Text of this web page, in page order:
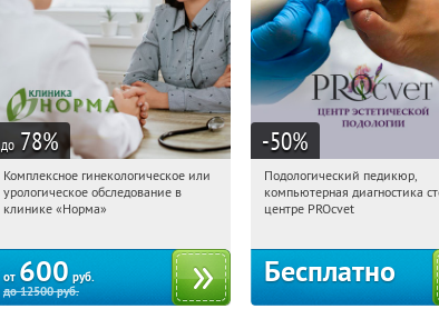
до 78%
16:22:52
Купи первым!
Арбатская
Комплексное гинекологическое или
урологическое обследование в
клинике «Норма»
от 600 руб.
до12500руб.
-50%
16:22:52
Кропоткинская
Подологический педикюр,
компьютерная диагностика
центре PROcvet
Бесплатно